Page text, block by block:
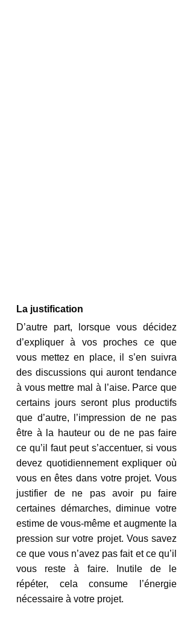
La justification
D’autre part, lorsque vous décidez
d’expliquer à vos proches ce que
vous mettez en place, il s’en suivra
des discussions qui auront tendance
à vous mettre mal à l’aise. Parce que
certains jours seront plus productifs
que d’autre, l’impression de ne pas
être à la hauteur ou de ne pas faire
ce qu’il faut peut s’accentuer, si vous
devez quotidiennement expliquer où
vous en êtes dans votre projet. Vous
justifier de ne pas avoir pu faire
certaines démarches, diminue votre
estime de vous-même et augmente la
pression sur votre projet. Vous savez
ce que vous n’avez pas fait et ce qu’il
vous reste à faire. Inutile de le
répéter, cela consume l’énergie
nécessaire à votre projet.